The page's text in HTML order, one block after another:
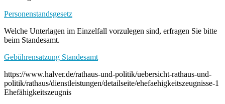
Personenstandsgesetz
Welche Unterlagen im Einzelfall vorzulegen sind, erfragen Sie bitte
beim Standesamt.
Gebührensatzung Standesamt
https://www.halver.de/rathaus-und-politik/uebersicht-rathaus-und-
politik/rathaus/dienstleistungen/detailseite/ehefaehigkeitszeugnisse-1
Ehefähigkeitszeugnis